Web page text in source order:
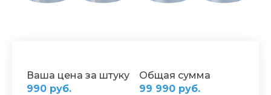
Ваша цена за штуку
990 руб.
Общая сумма
99 990 руб.